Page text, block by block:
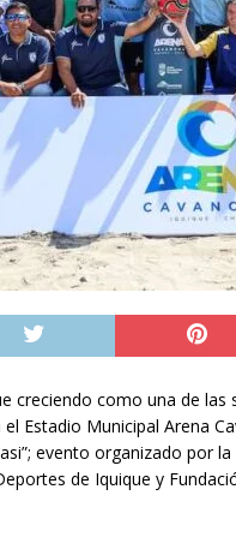
08/2026 ] A 1.666 becados
a Chile
POLICIAL
08/2026 ]
La propuesta del
desde los 17 años
NACIONAL
[ 07/08/2026 ]
Kast arribó a
NACIONAL
creciendo como una de
Estadio Municipal Arena
evento organizado por
de Iquique y